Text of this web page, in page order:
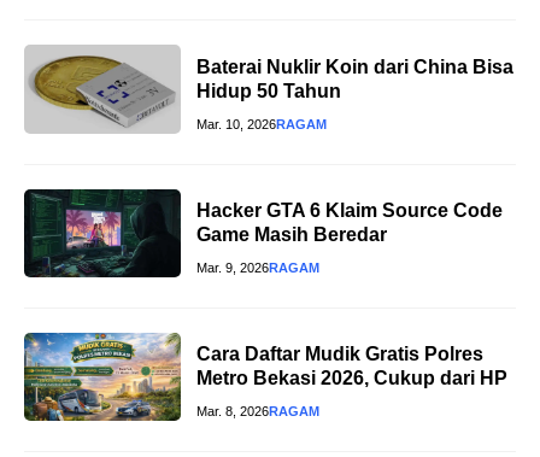
Baterai Nuklir Koin dari China Bisa
Hidup 50 Tahun
Mar. 10, 2026RAGAM
Hacker GTA 6 Klaim Source Code
Game Masih Beredar
Mar. 9, 2026RAGAM
Cara Daftar Mudik Gratis Polres
Metro Bekasi 2026, Cukup dari HP
Mar. 8, 2026RAGAM